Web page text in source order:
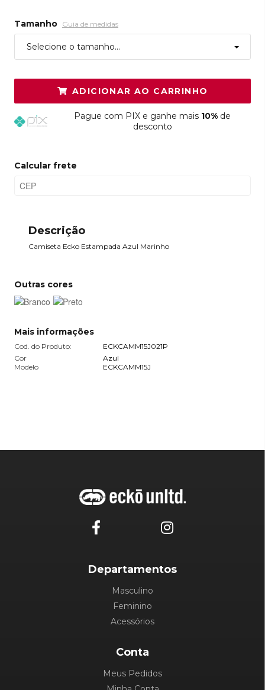
Tamanho Guia de medidas
Selecione o tamanho...
ADICIONAR AO CARRINHO
Pague com PIX e ganhe mais 10% de
desconto
Calcular frete
Descrição
Camiseta Ecko Estampada Azul Marinho
Outras cores
Mais informações
Cod. do Produto:
ECKCAMM15J021P
Cor
Azul
Modelo
ECKCAMM15J
Departamentos
Masculino
Feminino
Acessórios
Conta
Meus Pedidos